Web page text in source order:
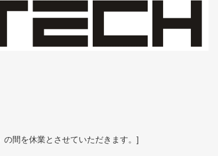
の間を休業とさせていただきます。]